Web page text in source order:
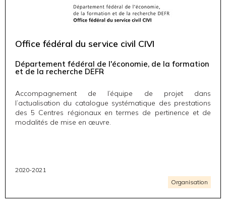
Office fédéral du service civil CIVI
Département fédéral de l'économie, de la formation
et de la recherche DEFR
Accompagnement de l’équipe de projet dans
l’actualisation du catalogue systématique des prestations
des 5 Centres régionaux en termes de pertinence et de
modalités de mise en œuvre.
2020-2021
Organisation